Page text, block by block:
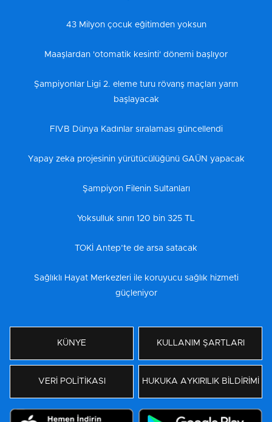
43 Milyon çocuk eğitimden yoksun
Maaşlardan 'otomatik kesinti' dönemi başlıyor
Şampiyonlar Ligi 2. eleme turu rövanş maçları yarın
başlayacak
FIVB Dünya Kadınlar sıralaması güncellendi
Yapay zeka projesinin yürütücülüğünü GAÜN yapacak
Şampiyon Filenin Sultanları
Yoksulluk sınırı 120 bin 325 TL
TOKİ Antep’te de arsa satacak
Sağlıklı Hayat Merkezleri ile koruyucu sağlık hizmeti
güçleniyor
KÜNYE KULLANIM ŞARTLARI
VERİ POLİTİKASI HUKUKA AYKIRILIK BİLDİRİMİ